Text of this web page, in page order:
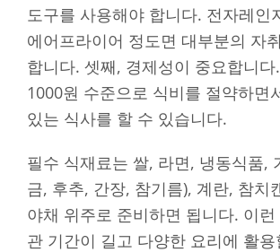
도구를 사용해야 합니다. 전자레인
에어프라이어 정도면 대부분의 자
합니다. 셋째, 경제성이 중요합니
1000원 수준으로 식비를 절약하면
있는 식사를 할 수 있습니다.
필수 식재료는 쌀, 라면, 냉동식품,
금, 후추, 간장, 참기름), 계란, 참치
야채 위주로 준비하면 됩니다. 이런
관 기간이 길고 다양한 요리에 활